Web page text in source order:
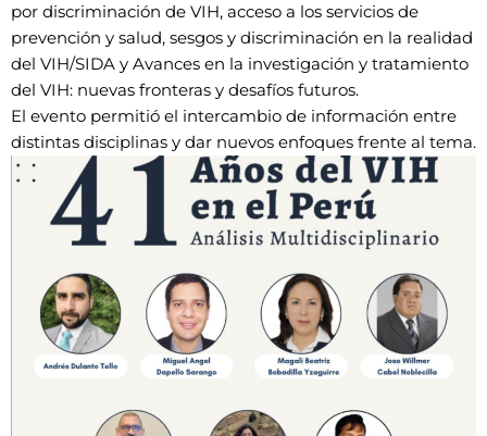
por discriminación de VIH, acceso a los servicios de
prevención y salud, sesgos y discriminación en la realidad
del VIH/SIDA y Avances en la investigación y tratamiento
del VIH: nuevas fronteras y desafíos futuros.
El evento permitió el intercambio de información entre
distintas disciplinas y dar nuevos enfoques frente al tema.